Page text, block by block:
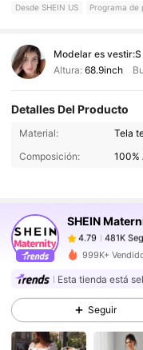
Desde SHEIN US Programa de
Modelar es vestir:S
Altura: 68.9inch
Detalles Del Producto
Material:
Tela
Composición:
100%
SHEIN
481K
481K
g***xpagó
4.79 481K
4.79 481K
999K+
Esta tienda está
Seguir